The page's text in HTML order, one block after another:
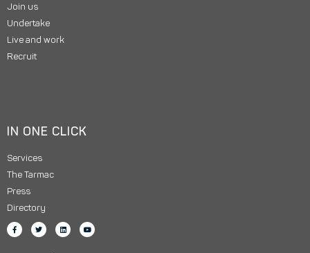
Join us
Undertake
Live and work
Recruit
IN ONE CLICK
Services
The Tarmac
Press
Directory